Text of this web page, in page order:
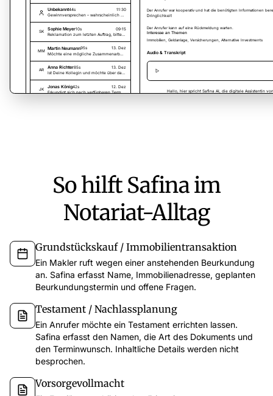
So hilft Safina im
Notariat-Alltag
Grundstückskauf / Immobilientransaktion
Ein Makler ruft wegen einer anstehenden Beurkundung
an. Safina erfasst Name, Immobilienadresse, geplanten
Beurkundungstermin und offene Fragen.
Testament / Nachlassplanung
Ein Anrufer möchte ein Testament errichten lassen.
Safina erfasst den Namen, die Art des Dokuments und
den Terminwunsch. Inhaltliche Details werden nicht
besprochen.
Vorsorgevollmacht